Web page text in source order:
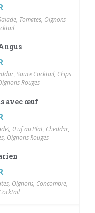
Tomates, Oignons
Sauce Cocktail, Chips
Rouges
avec œuf
Œuf au Plat, Cheddar,
Oignons Rouges
Oignons, Concombre,